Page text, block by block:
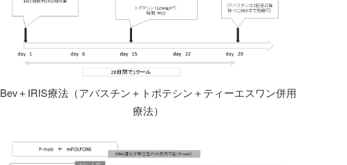
Bev＋IRIS療法（アバスチン＋トポテシン＋ティーエスワン併用
療法）